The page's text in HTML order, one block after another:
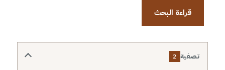
قراءة البحث
تصفية 2